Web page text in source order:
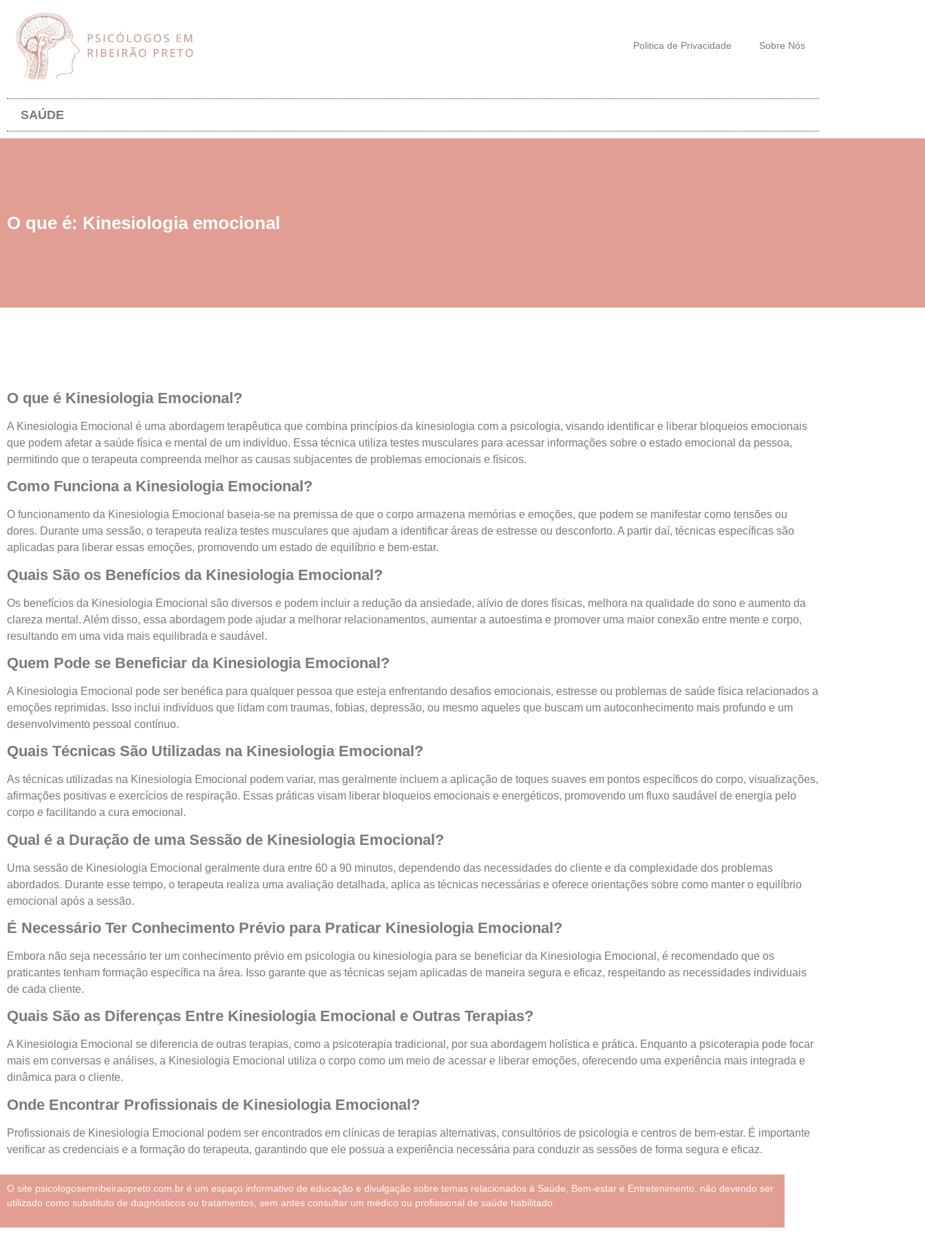
Politica de Privacidade Sobre Nós
SAÚDE
O que é: Kinesiologia emocional
O que é Kinesiologia Emocional?
A Kinesiologia Emocional é uma abordagem terapêutica que combina princípios da kinesiologia com a psicologia, visando identificar e liberar bloqueios emocionais
que podem afetar a saúde física e mental de um indivíduo. Essa técnica utiliza testes musculares para acessar informações sobre o estado emocional da pessoa,
permitindo que o terapeuta compreenda melhor as causas subjacentes de problemas emocionais e físicos.
Como Funciona a Kinesiologia Emocional?
O funcionamento da Kinesiologia Emocional baseia-se na premissa de que o corpo armazena memórias e emoções, que podem se manifestar como tensões ou
dores. Durante uma sessão, o terapeuta realiza testes musculares que ajudam a identificar áreas de estresse ou desconforto. A partir daí, técnicas específicas são
aplicadas para liberar essas emoções, promovendo um estado de equilíbrio e bem-estar.
Quais São os Benefícios da Kinesiologia Emocional?
Os benefícios da Kinesiologia Emocional são diversos e podem incluir a redução da ansiedade, alívio de dores físicas, melhora na qualidade do sono e aumento da
clareza mental. Além disso, essa abordagem pode ajudar a melhorar relacionamentos, aumentar a autoestima e promover uma maior conexão entre mente e corpo,
resultando em uma vida mais equilibrada e saudável.
Quem Pode se Beneficiar da Kinesiologia Emocional?
A Kinesiologia Emocional pode ser benéfica para qualquer pessoa que esteja enfrentando desafios emocionais, estresse ou problemas de saúde física relacionados a
emoções reprimidas. Isso inclui indivíduos que lidam com traumas, fobias, depressão, ou mesmo aqueles que buscam um autoconhecimento mais profundo e um
desenvolvimento pessoal contínuo.
Quais Técnicas São Utilizadas na Kinesiologia Emocional?
As técnicas utilizadas na Kinesiologia Emocional podem variar, mas geralmente incluem a aplicação de toques suaves em pontos específicos do corpo, visualizações,
afirmações positivas e exercícios de respiração. Essas práticas visam liberar bloqueios emocionais e energéticos, promovendo um fluxo saudável de energia pelo
corpo e facilitando a cura emocional.
Qual é a Duração de uma Sessão de Kinesiologia Emocional?
Uma sessão de Kinesiologia Emocional geralmente dura entre 60 a 90 minutos, dependendo das necessidades do cliente e da complexidade dos problemas
abordados. Durante esse tempo, o terapeuta realiza uma avaliação detalhada, aplica as técnicas necessárias e oferece orientações sobre como manter o equilíbrio
emocional após a sessão.
É Necessário Ter Conhecimento Prévio para Praticar Kinesiologia Emocional?
Embora não seja necessário ter um conhecimento prévio em psicologia ou kinesiologia para se beneficiar da Kinesiologia Emocional, é recomendado que os
praticantes tenham formação específica na área. Isso garante que as técnicas sejam aplicadas de maneira segura e eficaz, respeitando as necessidades individuais
de cada cliente.
Quais São as Diferenças Entre Kinesiologia Emocional e Outras Terapias?
A Kinesiologia Emocional se diferencia de outras terapias, como a psicoterapia tradicional, por sua abordagem holística e prática. Enquanto a psicoterapia pode focar
mais em conversas e análises, a Kinesiologia Emocional utiliza o corpo como um meio de acessar e liberar emoções, oferecendo uma experiência mais integrada e
dinâmica para o cliente.
Onde Encontrar Profissionais de Kinesiologia Emocional?
Profissionais de Kinesiologia Emocional podem ser encontrados em clínicas de terapias alternativas, consultórios de psicologia e centros de bem-estar. É importante
verificar as credenciais e a formação do terapeuta, garantindo que ele possua a experiência necessária para conduzir as sessões de forma segura e eficaz.
O site psicologosemribeiraopreto.com.br é um espaço informativo de educação e divulgação sobre temas relacionados à Saúde, Bem-estar e Entretenimento, não devendo ser
utilizado como substituto de diagnósticos ou tratamentos, sem antes consultar um médico ou profissional de saúde habilitado.